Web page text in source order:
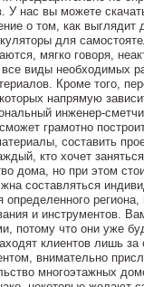
У нас вы можете
о том, как выглядит
для
мягко говоря,
виды необходимых
Кроме того,
напрямую
инженер-
грамотно
составить
кто хочет
дома, но при этом
составляться
региона,
и инструментов.
потому что они уже
клиентов лишь
внимательно
многоэтажных